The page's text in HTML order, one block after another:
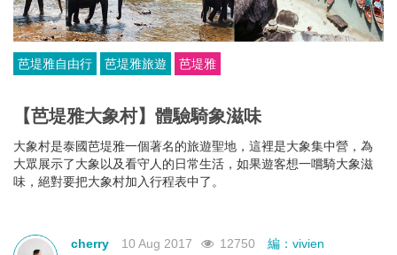
芭堤雅自由行 芭堤雅旅遊 芭堤雅
【芭堤雅大象村】體驗騎象滋味
大象村是泰國芭堤雅一個著名的旅遊聖地，這裡是大象集中營，為
大眾展示了大象以及看守人的日常生活，如果遊客想一嚐騎大象滋
味，絕對要把大象村加入行程表中了。
cherry 10 Aug 2017 12750 編：vivien